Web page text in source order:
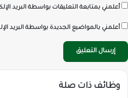
أعلمني بمتابعة التعليقات بواسطة البريد
أعلمني بالمواضيع الجديدة بواسطة البريد
وظائف ذات صلة